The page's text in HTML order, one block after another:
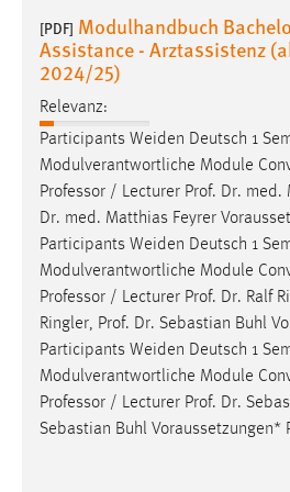
[PDF] Modulhandbuch
Assistance - Arztassistenz
2024/25)
Relevanz:
Participants Weiden Deutsch 1
Modulverantwortliche Module
Professor / Lecturer Prof. Dr. med.
Dr. med. Matthias Feyrer
Participants Weiden Deutsch 1
Modulverantwortliche Module
Professor / Lecturer Prof. Dr. Ralf
Ringler, Prof. Dr. Sebastian Buhl
Participants Weiden Deutsch 1
Modulverantwortliche Module
Professor / Lecturer Prof. Dr.
Sebastian Buhl Voraussetzungen*